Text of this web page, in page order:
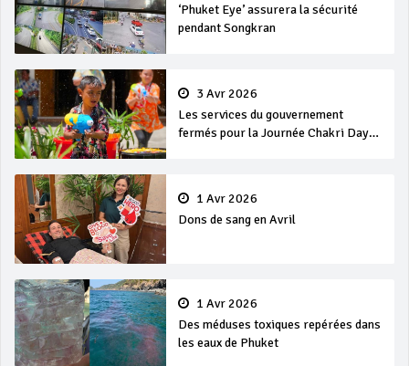
‘Phuket Eye’ assurera la sécurité
pendant Songkran
3 Avr 2026
Les services du gouvernement
fermés pour la Journée Chakri Day
1 Avr 2026
Dons de sang en Avril
1 Avr 2026
Des méduses toxiques repérées dans
les eaux de Phuket